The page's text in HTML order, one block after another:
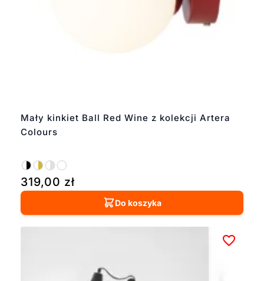
Mały kinkiet Ball Red Wine z kolekcji Artera
Colours
319,00 zł
Do koszyka